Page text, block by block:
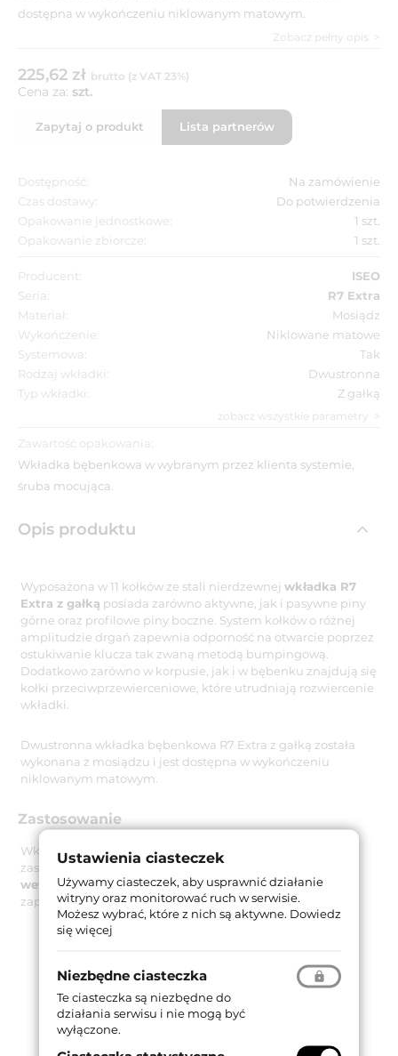
dostępna w wykończeniu niklowanym matowym.
Zobacz pełny opis
225,62 zł brutto (z VAT 23%)
Cena za: szt.
Zapytaj o produkt Lista partnerów
Dostępność:
Na zamówienie
Czas dostawy:
Do potwierdzenia
Opakowanie jednostkowe:
1 szt.
Opakowanie zbiorcze:
1 szt.
Producent:
ISEO
Seria:
R7 Extra
Materiał:
Mosiądz
Wykończenie:
Niklowane matowe
Systemowa:
Tak
Rodzaj wkładki:
Dwustronna
Typ wkładki:
Z gałką
zobacz wszystkie parametry
Zawartość opakowania:
Wkładka bębenkowa w wybranym przez klienta systemie,
śruba mocująca.
Opis produktu
Wyposażona w 11 kołków ze stali nierdzewnej wkładka R7
Extra z gałką posiada zarówno aktywne, jak i pasywne piny
górne oraz profilowe piny boczne. System kołków o różnej
amplitudzie drgań zapewnia odporność na otwarcie poprzez
ostukiwanie klucza tak zwaną metodą bumpingową.
Dodatkowo zarówno w korpusie, jak i w bębenku znajdują się
kołki przeciwprzewierceniowe, które utrudniają rozwiercenie
wkładki.
Dwustronna wkładka bębenkowa R7 Extra z gałką została
wykonana z mosiądzu i jest dostępna w wykończeniu
niklowanym matowym.
Zastosowanie
Wkładka bębenkowa R7 Extra z gałką dedykowana jest do
zastosowania zarównow drzwiach zewnętrznych, jak i
wewnętrznychw miejscach, w których niezbędne jest
zapewnienie najwyższego poziomu bezpieczeństwa.
Ustawienia ciasteczek
Używamy ciasteczek, aby usprawnić działanie
witryny oraz monitorować ruch w serwisie.
Możesz wybrać, które z nich są aktywne. Dowiedz
się więcej
Niezbędne ciasteczka
Te ciasteczka są niezbędne do
działania serwisu i nie mogą być
wyłączone.